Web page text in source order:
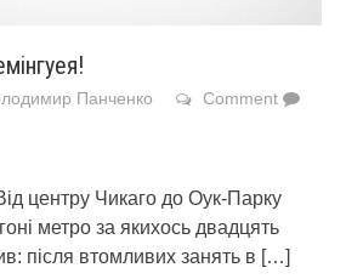
Панченко Comment
центру Чикаго до Оук-Парку
метро за якихось двадцять
після втомливих занять в […]